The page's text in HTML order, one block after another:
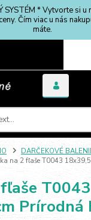
SYSTÉM * Vytvorte si
Čím viac u nás
máte.
DARČEKOVÉ
na 2 fľaše T0043
T0043
Prírodná